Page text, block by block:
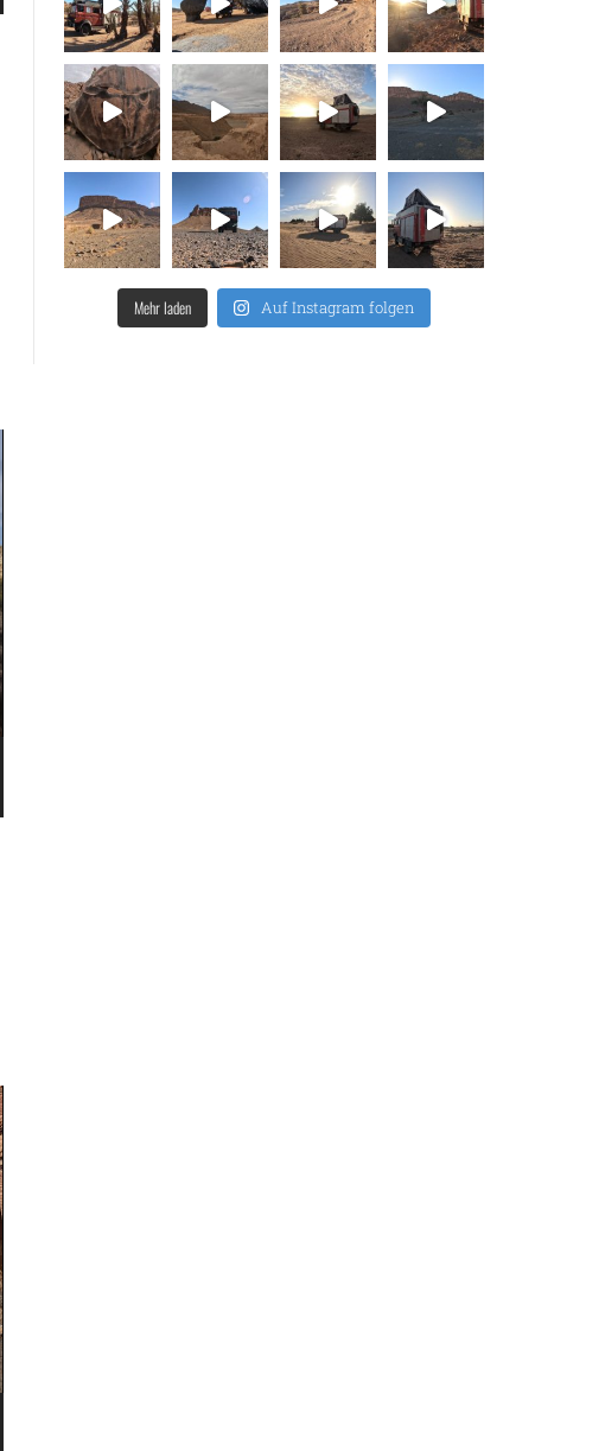
Mehr laden Auf Instagram folgen